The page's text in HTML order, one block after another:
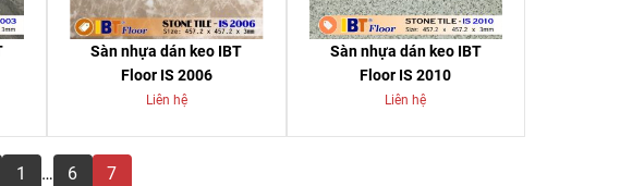
Sàn nhựa dán keo IBT
Floor IS 2006
Liên hệ
Sàn nhựa dán keo IBT
Floor IS 2010
Liên hệ
1 … 6 7